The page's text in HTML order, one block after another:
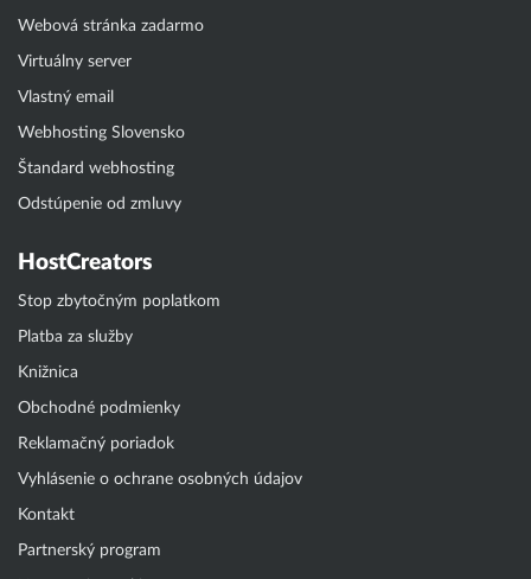
Webová stránka zadarmo
Virtuálny server
Vlastný email
Webhosting Slovensko
Štandard webhosting
Odstúpenie od zmluvy
HostCreators
Stop zbytočným poplatkom
Platba za služby
Knižnica
Obchodné podmienky
Reklamačný poriadok
Vyhlásenie o ochrane osobných údajov
Kontakt
Partnerský program